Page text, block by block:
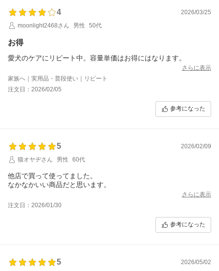
4
2026/03/25
moonlight2468さん
男性 50代
お得
愛犬のケアにリピート中。容量単価はお得にはなります。
さらに表示
家族へ｜実用品・普段使い｜リピート
注文日：2026/02/05
参考になった
5
2026/02/09
猫オヤヂさん
男性 60代
他店で買って使ってました。
なかなかいい商品だと思います。
さらに表示
注文日：2026/01/30
参考になった
5
2026/05/02